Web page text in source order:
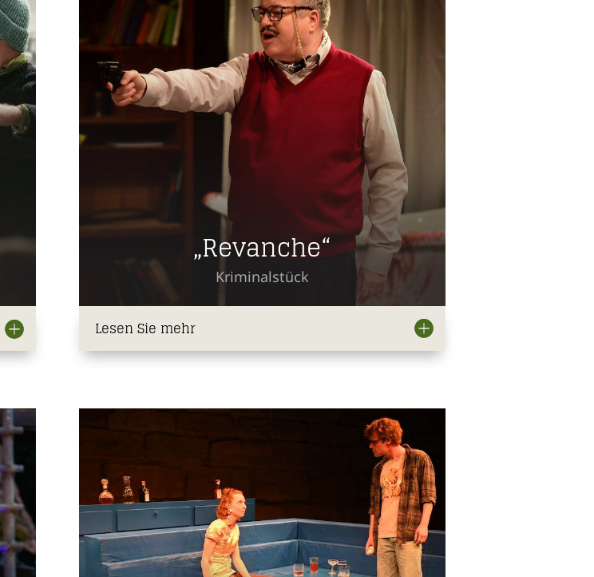
„Revanche“
Kriminalstück
Lesen Sie mehr